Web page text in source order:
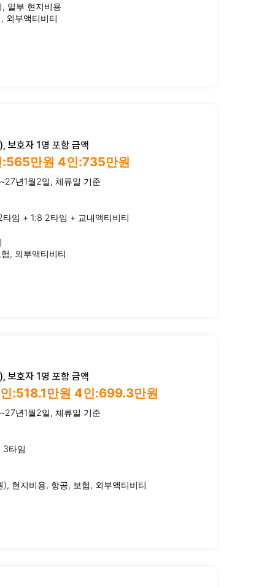
일부 현지비용
외부액티비티
보호자 1명 포함 금액
만원 4인:735만원
년1월2일, 체류일 기준
타임 + 1:8 2타임 + 교내액티비티
, 외부액티비티
보호자 1명 포함 금액
:518.1만원 4인:699.3만원
년1월2일, 체류일 기준
3타임
), 현지비용, 항공, 보험, 외부액티비티